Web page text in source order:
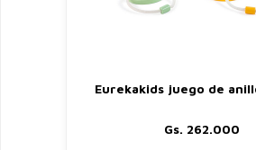
Eurekakids juego de
Gs. 262.000